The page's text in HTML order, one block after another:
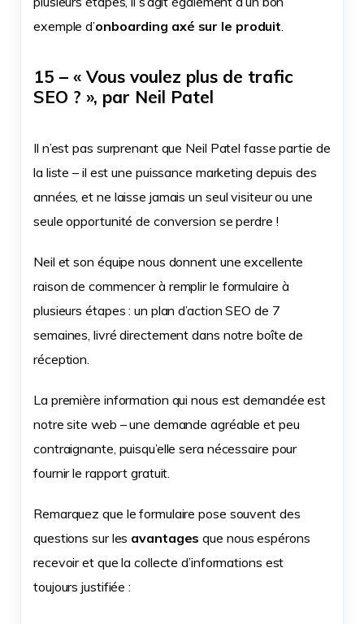
exemple d’onboarding axé sur le produit.
15 – « Vous voulez plus de trafic
SEO ? », par Neil Patel
Il n’est pas surprenant que Neil Patel fasse partie de
la liste – il est une puissance marketing depuis des
années, et ne laisse jamais un seul visiteur ou une
seule opportunité de conversion se perdre !
Neil et son équipe nous donnent une excellente
raison de commencer à remplir le formulaire à
plusieurs étapes : un plan d’action SEO de 7
semaines, livré directement dans notre boîte de
réception.
La première information qui nous est demandée est
notre site web – une demande agréable et peu
contraignante, puisqu’elle sera nécessaire pour
fournir le rapport gratuit.
Remarquez que le formulaire pose souvent des
questions sur les avantages que nous espérons
recevoir et que la collecte d’informations est
toujours justifiée :